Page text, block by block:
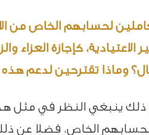
لحسابهم الخاص
الاعتيادية، كإجازة
وماذا تقترحين لدعم
ذلك ينبغي النظر في
الخاص، فضلا عن